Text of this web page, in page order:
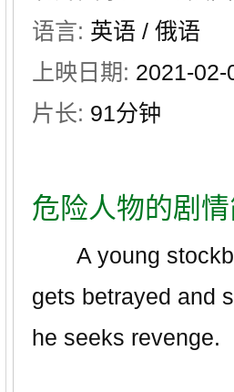
语言: 英语 / 俄语
上映日期: 2021-02-
片长: 91分钟
危险人物的剧
A young
gets betrayed and
he seeks revenge.